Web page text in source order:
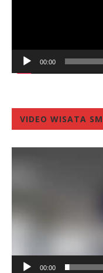
00:00
VIDEO WISATA
00:00